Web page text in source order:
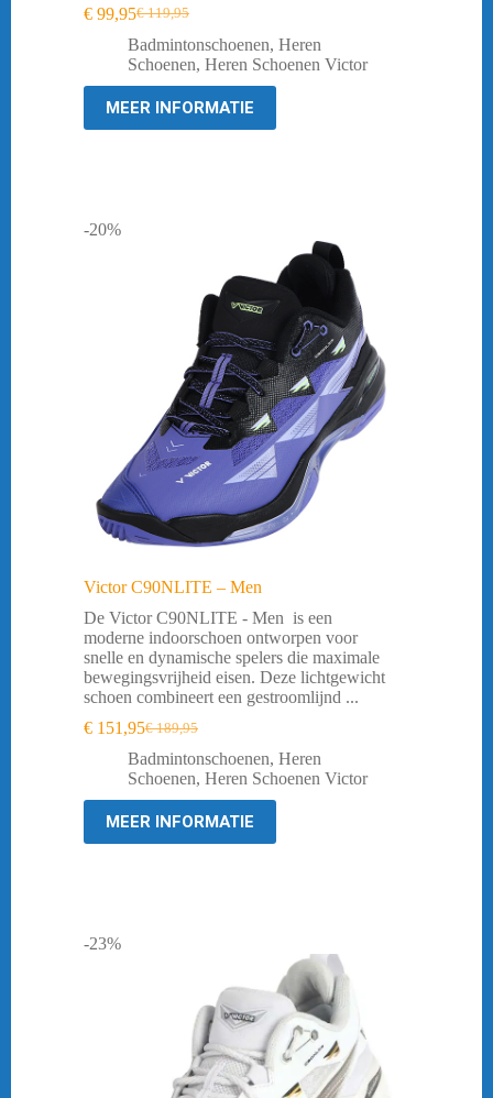
€119,95
Oorspronkelijke
prijs
was:
€ 119,95.
€ 99,95Huidige
prijs
is:
€ 99,95.
Badmintonschoenen, Heren
Schoenen, Heren Schoenen Victor
MEER INFORMATIE
-20%
Victor C90NLITE – Men
De Victor C90NLITE - Men is een
moderne indoorschoen ontworpen voor
snelle en dynamische spelers die maximale
bewegingsvrijheid eisen. Deze lichtgewicht
schoen combineert een gestroomlijnd ...
€189,95
Oorspronkelijke
prijs
was:
€ 189,95.
€ 151,95Huidige
prijs
is:
€ 151,95.
Badmintonschoenen, Heren
Schoenen, Heren Schoenen Victor
MEER INFORMATIE
-23%